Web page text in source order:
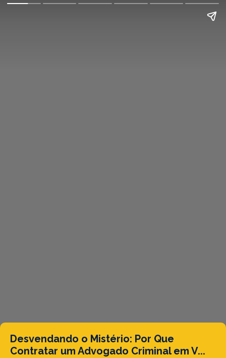
Desvendando o Mistério: Por Que
Contratar um Advogado Criminal em V...